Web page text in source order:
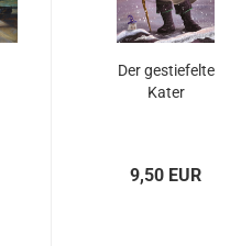
Der gestiefelte
Kater
9,50 EUR